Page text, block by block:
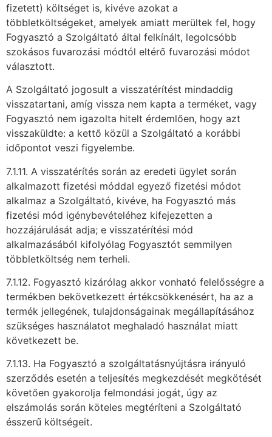
fizetett) költséget is, kivéve azokat a
többletköltségeket, amelyek amiatt merültek fel, hogy
Fogyasztó a Szolgáltató által felkínált, legolcsóbb
szokásos fuvarozási módtól eltérő fuvarozási módot
választott.
A Szolgáltató jogosult a visszatérítést mindaddig
visszatartani, amíg vissza nem kapta a terméket, vagy
Fogyasztó nem igazolta hitelt érdemlően, hogy azt
visszaküldte: a kettő közül a Szolgáltató a korábbi
időpontot veszi figyelembe.
7.1.11. A visszatérítés során az eredeti ügylet során
alkalmazott fizetési móddal egyező fizetési módot
alkalmaz a Szolgáltató, kivéve, ha Fogyasztó más
fizetési mód igénybevételéhez kifejezetten a
hozzájárulását adja; e visszatérítési mód
alkalmazásából kifolyólag Fogyasztót semmilyen
többletköltség nem terheli.
7.1.12. Fogyasztó kizárólag akkor vonható felelősségre a
termékben bekövetkezett értékcsökkenésért, ha az a
termék jellegének, tulajdonságainak megállapításához
szükséges használatot meghaladó használat miatt
következett be.
7.1.13. Ha Fogyasztó a szolgáltatásnyújtásra irányuló
szerződés esetén a teljesítés megkezdését megkötését
követően gyakorolja felmondási jogát, úgy az
elszámolás során köteles megtéríteni a Szolgáltató
ésszerű költségeit.